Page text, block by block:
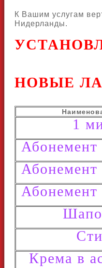
К Вашим услугам
Нидерланды.
НОВЫЕ
1
Крема в